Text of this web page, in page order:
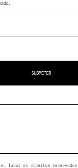
Todos os direitos reservados.